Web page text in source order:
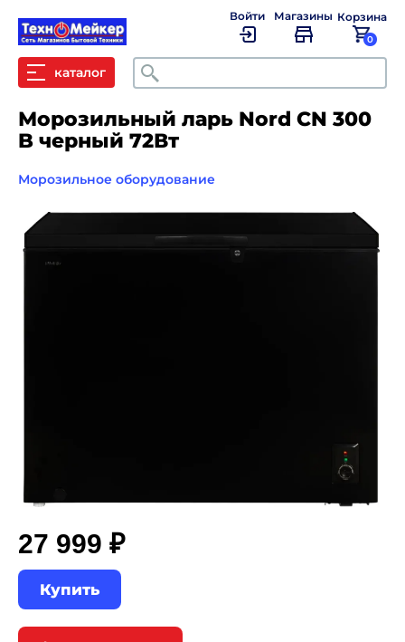
каталог Поиск
Войти Магазины Корзина
0
Морозильный ларь Nord CN 300
B черный 72Вт
Морозильное оборудование
27 999 ₽
Купить